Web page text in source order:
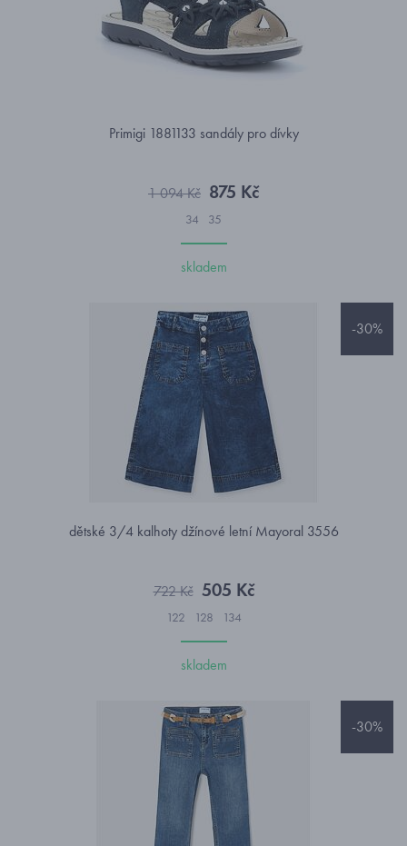
Primigi 1881133 sandály pro dívky
1 094 Kč 875 Kč
34 35
skladem
-30%
dětské 3/4 kalhoty džínové letní Mayoral 3556
722 Kč 505 Kč
122 128 134
skladem
-30%